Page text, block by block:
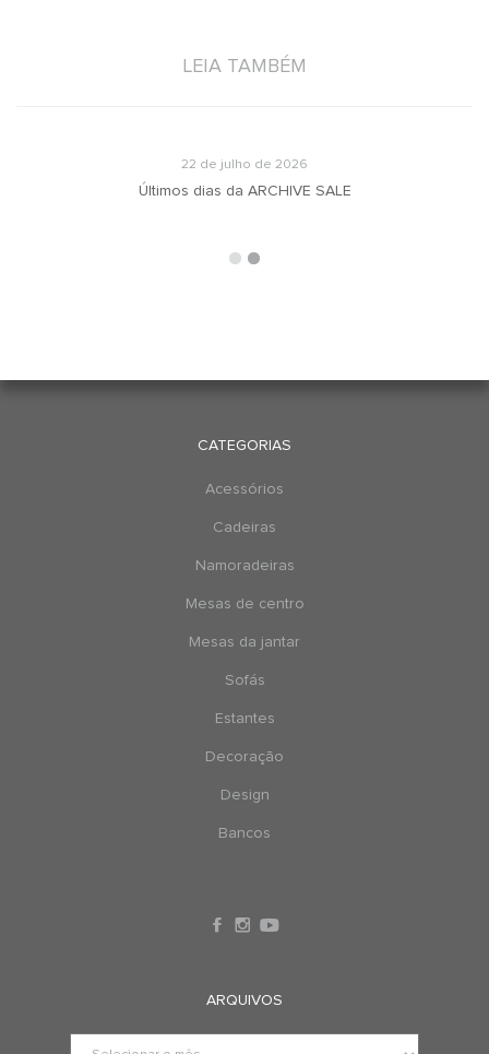
LEIA TAMBÉM
22 de julho de 2026
Últimos dias da ARCHIVE SALE
CATEGORIAS
Acessórios
Cadeiras
Namoradeiras
Mesas de centro
Mesas da jantar
Sofás
Estantes
Decoração
Design
Bancos
ARQUIVOS